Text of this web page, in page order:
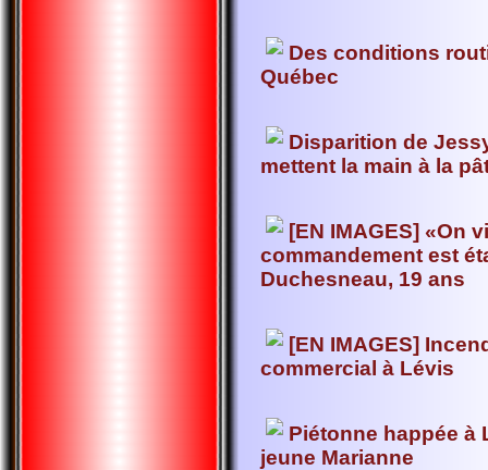
Des conditions
Québec
Disparition de
mettent la main à la
[EN IMAGES] «On
commandement est
Duchesneau, 19 ans
[EN IMAGES]
commercial à Lévis
Piétonne happée à
jeune Marianne